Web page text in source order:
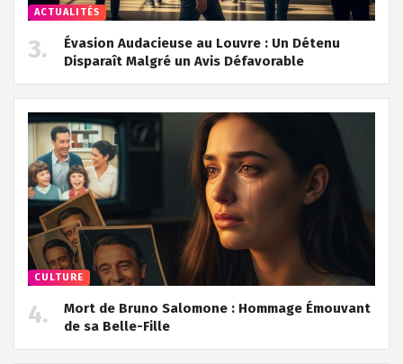
ACTUALITÉS
Évasion Audacieuse au Louvre : Un Détenu
Disparaît Malgré un Avis Défavorable
CULTURE
Mort de Bruno Salomone : Hommage Émouvant
de sa Belle-Fille